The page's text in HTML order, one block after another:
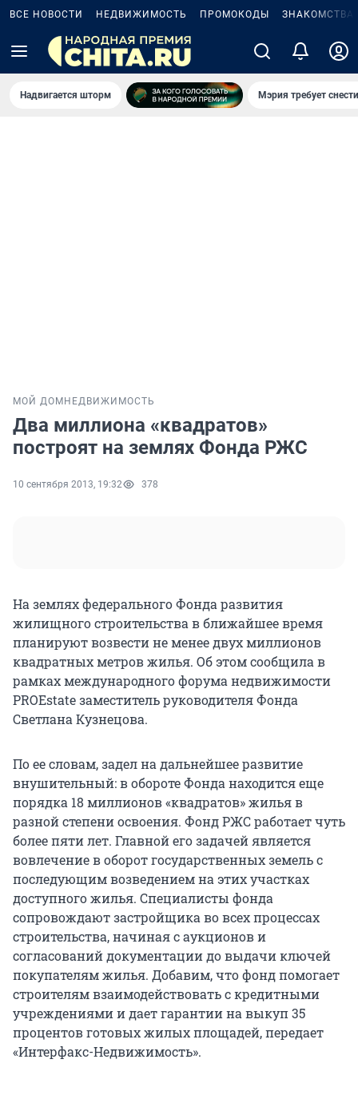
ВСЕ НОВОСТИ НЕДВИЖИМОСТЬ ПРОМОКОДЫ ЗНАКОМСТВА
Надвигается шторм Мэрия требует
МОЙ ДОМ НЕДВИЖИМОСТЬ
Два миллиона «квадратов»
построят на землях Фонда РЖС
10 сентября 2013, 19:32 378
На землях федерального Фонда развития
жилищного строительства в ближайшее время
планируют возвести не менее двух миллионов
квадратных метров жилья. Об этом сообщила в
рамках международного форума недвижимости
PROEstate заместитель руководителя Фонда
Светлана Кузнецова.
По ее словам, задел на дальнейшее развитие
внушительный: в обороте Фонда находится еще
порядка 18 миллионов «квадратов» жилья в
разной степени освоения. Фонд РЖС работает чуть
более пяти лет. Главной его задачей является
вовлечение в оборот государственных земель с
последующим возведением на этих участках
доступного жилья. Специалисты фонда
сопровождают застройщика во всех процессах
строительства, начиная с аукционов и
согласований документации до выдачи ключей
покупателям жилья. Добавим, что фонд помогает
строителям взаимодействовать с кредитными
учреждениями и дает гарантии на выкуп 35
процентов готовых жилых площадей, передает
«Интерфакс-Недвижимость».